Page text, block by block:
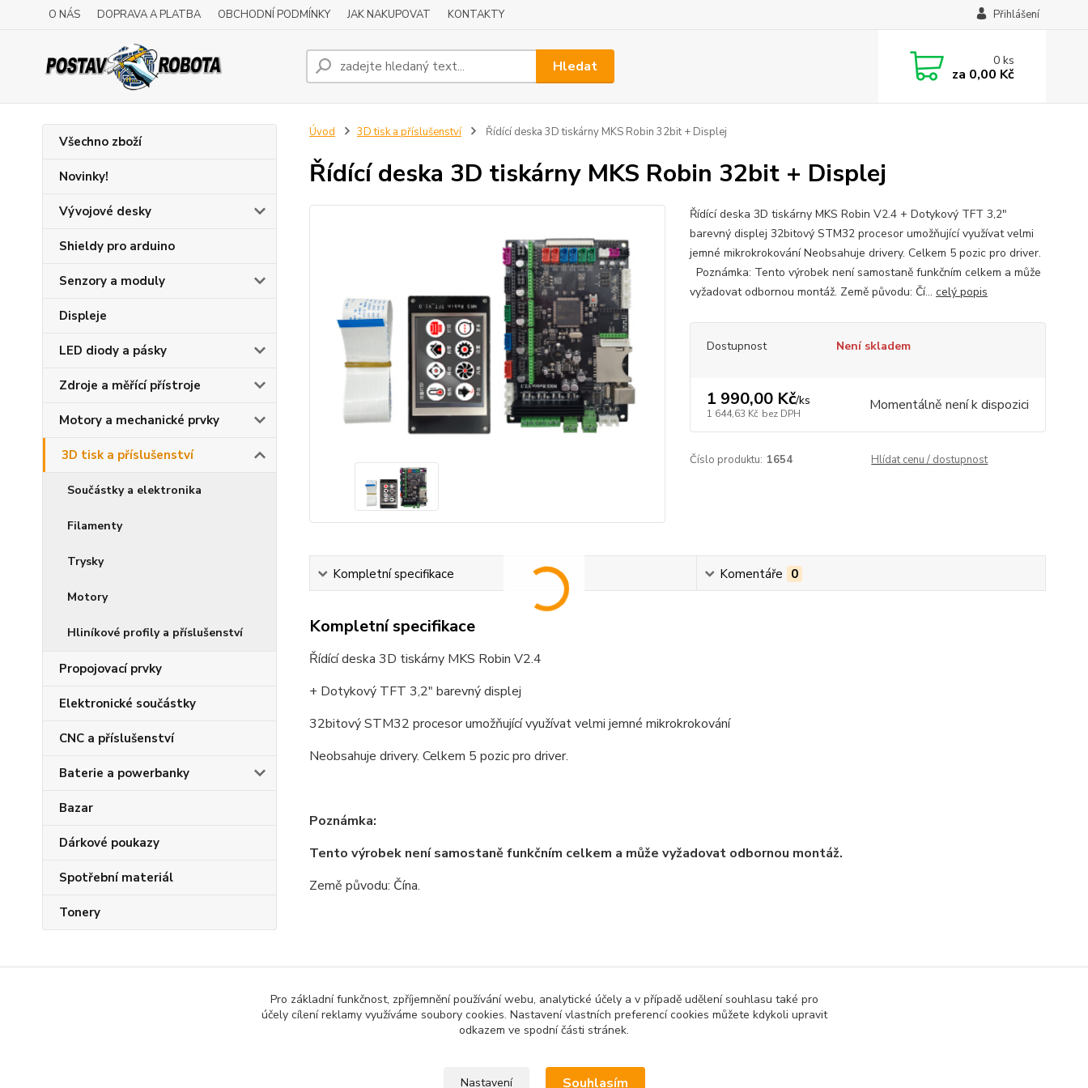
O NÁS DOPRAVA A PLATBA OBCHODNÍ PODMÍNKY JAK NAKUPOVAT KONTAKTY Přihlášení
Hledat 0ks
za 0,00 Kč
Všechno zboží
Novinky!
Vývojové desky
Shieldy pro arduino
Senzory a moduly
Displeje
LED diody a pásky
Zdroje a měřící přístroje
Motory a mechanické prvky
3D tisk a příslušenství
Součástky a elektronika
Filamenty
Trysky
Motory
Hliníkové profily a příslušenství
Propojovací prvky
Elektronické součástky
CNC a příslušenství
Baterie a powerbanky
Bazar
Dárkové poukazy
Spotřební materiál
Tonery
Úvod 3D tisk a příslušenství Řídící deska 3D tiskárny MKS Robin 32bit + Displej
Řídící deska 3D tiskárny MKS Robin 32bit + Displej
Řídící deska 3D tiskárny MKS Robin V2.4 + Dotykový TFT 3,2"
barevný displej 32bitový STM32 procesor umožňující využívat velmi
jemné mikrokrokování Neobsahuje drivery. Celkem 5 pozic pro driver.
Poznámka: Tento výrobek není samostaně funkčním celkem a může
vyžadovat odbornou montáž. Země původu: Čí... celý popis
Dostupnost Není skladem
1 990,00 Kč/ks
1 644,63 Kč bez DPH Momentálně není k dispozici
Číslo produktu: 1654 Hlídat cenu / dostupnost
Kompletní specifikace Komentáře 0
Kompletní specifikace
Řídící deska 3D tiskárny MKS Robin V2.4
+ Dotykový TFT 3,2" barevný displej
32bitový STM32 procesor umožňující využívat velmi jemné mikrokrokování
Neobsahuje drivery. Celkem 5 pozic pro driver.
Poznámka:
Tento výrobek není samostaně funkčním celkem a může vyžadovat odbornou montáž.
Země původu: Čína.
Zboží zařazeno v kategoriích
3D tisk a příslušenství
Pro základní funkčnost, zpříjemnění používání webu, analytické účely a v případě udělení souhlasu také pro
účely cílení reklamy využíváme soubory cookies. Nastavení vlastních preferencí cookies můžete kdykoli upravit
odkazem ve spodní části stránek.
Nastavení Souhlasím